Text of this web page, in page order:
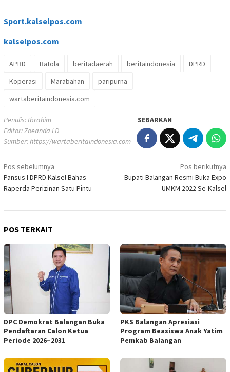
Sport.kalselpos.com
kalselpos.com
APBD Batola beritadaerah beritaindonesia
DPRD
Koperasi
Marabahan
paripurna
wartaberitaindonesia.com
Penulis: Ibrahim
Editor: Zoeanda LD
Sumber:https://wartaberitaindonesia.com
SEBARKAN
Navigasi
pos
Pos sebelumnya
Pansus I DPRD Kalsel Bahas
Raperda Perizinan Satu Pintu
Pos berikutnya
Bupati Balangan Resmi Buka Expo
UMKM 2022 Se-Kalsel
POS TERKAIT
DPC Demokrat Balangan Buka
Pendaftaran Calon Ketua
Periode 2026–2031
PKS Balangan Apresiasi
Program Beasiswa Anak Yatim
Pemkab Balangan